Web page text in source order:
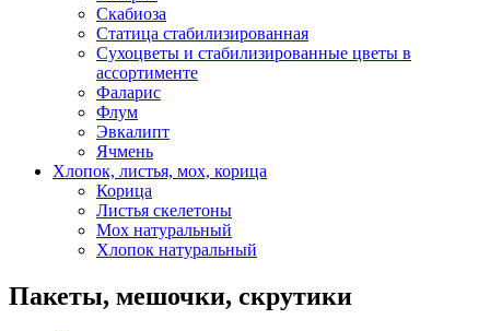
Скабиоза
Статица стабилизированная
Сухоцветы и стабилизированные цветы в
ассортименте
Фаларис
Флум
Эвкалипт
Ячмень
Хлопок, листья, мох, корица
Корица
Листья скелетоны
Мох натуральный
Хлопок натуральный
Пакеты, мешочки, скрутики